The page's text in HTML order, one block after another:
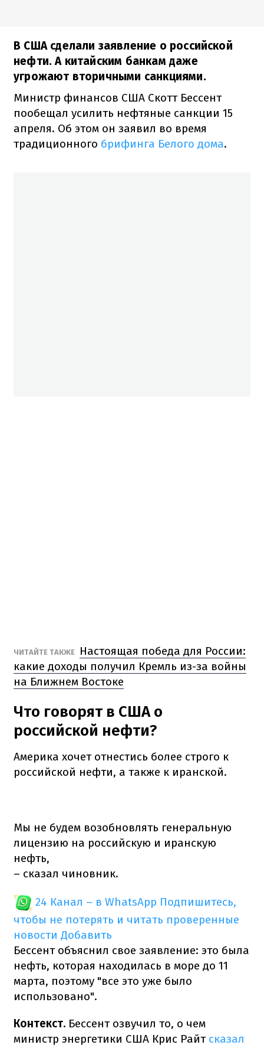
В США сделали заявление о российской
нефти. А китайским банкам даже
угрожают вторичными санкциями.
Министр финансов США Скотт Бессент
пообещал усилить нефтяные санкции 15
апреля. Об этом он заявил во время
традиционного брифинга Белого дома.
ЧИТАЙТЕ ТАКЖЕ
Настоящая победа для России:
какие доходы получил Кремль из-за войны
на Ближнем Востоке
Что говорят в США о
российской нефти?
Америка хочет отнестись более строго к
российской нефти, а также к иранской.
Мы не будем возобновлять генеральную
лицензию на российскую и иранскую
нефть,
– сказал чиновник.
24 Канал – в WhatsApp Подпишитесь,
чтобы не потерять и читать проверенные
новости Добавить
Бессент объяснил свое заявление: это была
нефть, которая находилась в море до 11
марта, поэтому "все это уже было
использовано".
Контекст. Бессент озвучил то, о чем
министр энергетики США Крис Райт сказал